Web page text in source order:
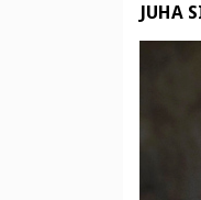
JUHA